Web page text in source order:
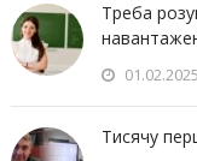
Треба
01.02.2025
Тисячу